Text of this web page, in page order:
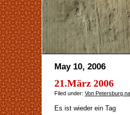
May 10, 2006
21.März 2006
Filed under: Von Petersburg
Es ist wieder ein Tag